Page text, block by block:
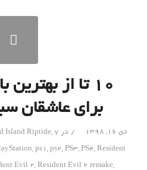
۱۰ تا از
برای عاشقان
دی ۱۶, ۱۳۹۸ / در 7 Days to Die
Island Riptide,
,ps1,ps2,PS3,PS4,Resident
Evil 2,Resident Evil 2 remake,